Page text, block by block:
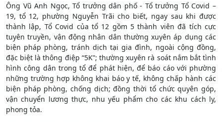
Ông Vũ Anh Ngọc, Tổ trưởng dân phố - Tổ trưởng Tổ Covid –
19, tổ 12, phường Nguyễn Trãi cho biết, ngay sau khi được
thành lập, Tổ Covid của tổ 12 gồm 5 thành viên đã tích cực
tuyên truyền, vận động nhân dân thường xuyên áp dụng các
biện pháp phòng, tránh dịch tại gia đình, ngoài cộng đồng,
đặc biệt là thông điệp “5K”; thường xuyên rà soát nắm bắt tình
hình công dân trong tổ để phát hiện, để báo cáo với phường
những trường hợp không khai báo y tế, không chấp hành các
biện pháp phòng, chống dịch; đồng thời tổ chức quyên góp,
vận chuyển lương thực, nhu yếu phẩm cho các khu cách ly,
phong tỏa.